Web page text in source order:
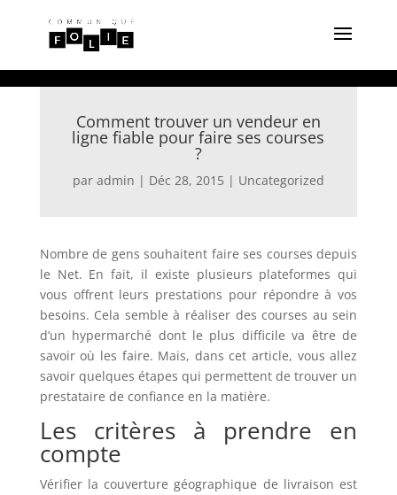
Comment trouver un vendeur en
ligne fiable pour faire ses courses
?
par admin | Déc 28, 2015 | Uncategorized
Nombre de gens souhaitent faire ses courses depuis
le Net. En fait, il existe plusieurs plateformes qui
vous offrent leurs prestations pour répondre à vos
besoins. Cela semble à réaliser des courses au sein
d’un hypermarché dont le plus difficile va être de
savoir où les faire. Mais, dans cet article, vous allez
savoir quelques étapes qui permettent de trouver un
prestataire de confiance en la matière.
Les critères à prendre en
compte
Vérifier la couverture géographique de livraison est